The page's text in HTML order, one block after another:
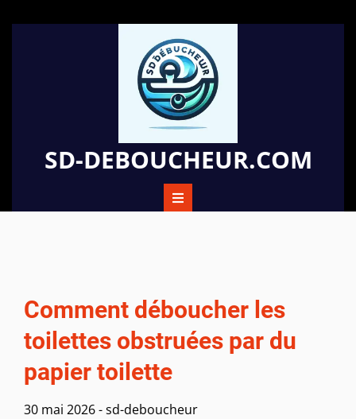
au
SD-DEBOUCHEUR.COM
Comment déboucher les
toilettes obstruées par du
papier toilette
30 mai 2026-sd-deboucheur